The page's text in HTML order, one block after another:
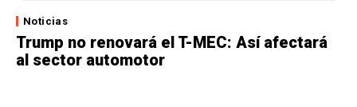
Noticias
Trump no renovará el T-MEC: Así afectará
al sector automotor